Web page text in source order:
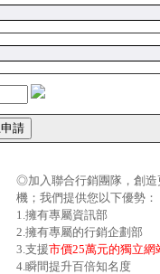
◎加入聯合行銷團隊，創造
機；我們提供您以下優勢：
1.擁有專屬資訊部
2.擁有專屬的行銷企劃部
3.支援市價25萬元的獨立網
4.瞬間提升百倍知名度